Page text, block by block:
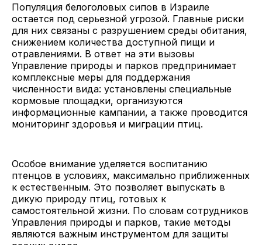
Популяция белоголовых сипов в Израиле
остается под серьезной угрозой. Главные риски
для них связаны с разрушением среды обитания,
снижением количества доступной пищи и
отравлениями. В ответ на эти вызовы
Управление природы и парков предпринимает
комплексные меры для поддержания
численности вида: установлены специальные
кормовые площадки, организуются
информационные кампании, а также проводится
мониторинг здоровья и миграции птиц.
Особое внимание уделяется воспитанию
птенцов в условиях, максимально приближенных
к естественным. Это позволяет выпускать в
дикую природу птиц, готовых к
самостоятельной жизни. По словам сотрудников
Управления природы и парков, такие методы
являются важным инструментом для защиты